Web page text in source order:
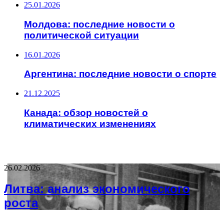
25.01.2026
Молдова: последние новости о
политической ситуации
16.01.2026
Аргентина: последние новости о спорте
21.12.2025
Канада: обзор новостей о
климатических изменениях
26.02.2026
Литва: анализ экономического
роста